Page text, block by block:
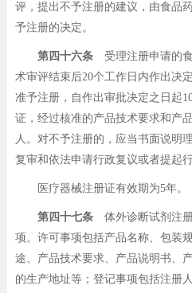
评，提出不予注册的建议，由食品
予注册的决定。
第四十六条受理注册申请的食
术审评结束后20个工作日内作出决
准予注册，自作出审批决定之日起
证，经过核准的产品技术要求和产
人。对不予注册的，应当书面说明
复审和依法申请行政复议或者提起
医疗器械注册证有效期为5年。
第四十七条体外诊断试剂注册
项。许可事项包括产品名称、包装
途、产品技术要求、产品说明书、
的生产地址等；登记事项包括注册